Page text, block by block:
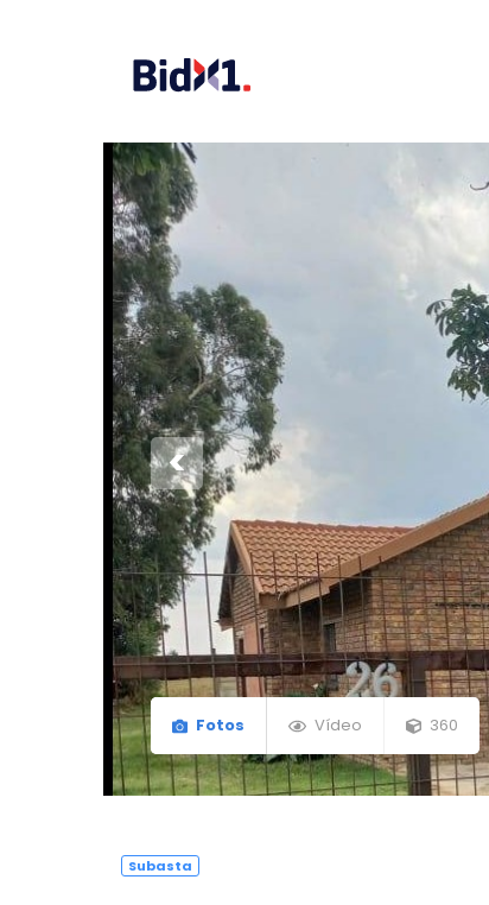
Fotos Vídeo 360
Subasta